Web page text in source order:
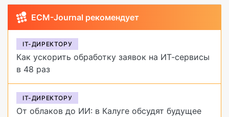
ECM-Journal рекомендует
IT-ДИРЕКТОРУ
Как ускорить обработку заявок на ИТ-сервисы
в 48 раз
IT-ДИРЕКТОРУ
От облаков до ИИ: в Калуге обсудят будущее